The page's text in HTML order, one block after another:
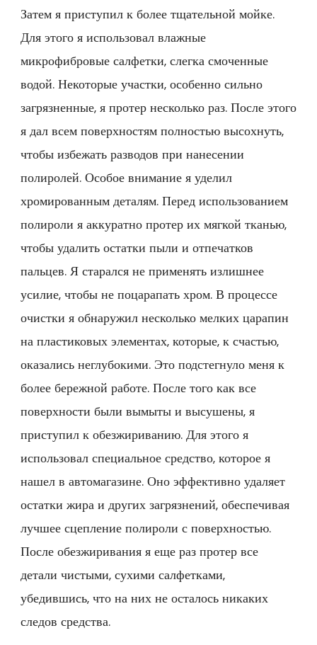
Затем я приступил к более тщательной мойке.
Для этого я использовал влажные
микрофибровые салфетки, слегка смоченные
водой. Некоторые участки, особенно сильно
загрязненные, я протер несколько раз. После этого
я дал всем поверхностям полностью высохнуть,
чтобы избежать разводов при нанесении
полиролей. Особое внимание я уделил
хромированным деталям. Перед использованием
полироли я аккуратно протер их мягкой тканью,
чтобы удалить остатки пыли и отпечатков
пальцев. Я старался не применять излишнее
усилие, чтобы не поцарапать хром. В процессе
очистки я обнаружил несколько мелких царапин
на пластиковых элементах, которые, к счастью,
оказались неглубокими. Это подстегнуло меня к
более бережной работе. После того как все
поверхности были вымыты и высушены, я
приступил к обезжириванию. Для этого я
использовал специальное средство, которое я
нашел в автомагазине. Оно эффективно удаляет
остатки жира и других загрязнений, обеспечивая
лучшее сцепление полироли с поверхностью.
После обезжиривания я еще раз протер все
детали чистыми, сухими салфетками,
убедившись, что на них не осталось никаких
следов средства.